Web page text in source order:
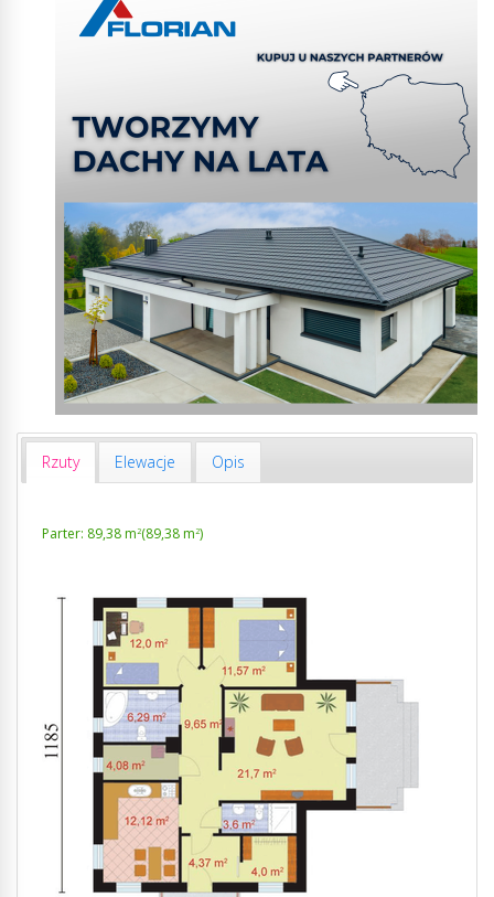
Rzuty Elewacje Opis
Parter: 89,38 m2(89,38 m2)